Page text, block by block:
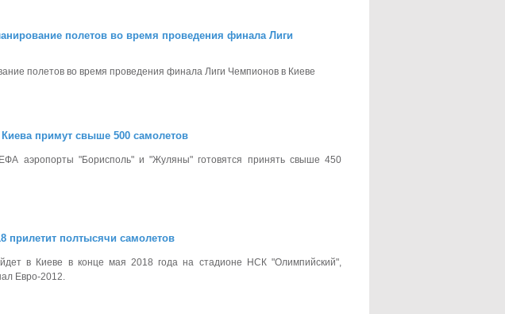
полетов во время проведения финала Лиги
полетов во время проведения финала Лиги Чемпионов в Киеве
примут свыше 500 самолетов
аэропорты "Борисполь" и "Жуляны" готовятся принять свыше 450
прилетит полтысячи самолетов
в Киеве в конце мая 2018 года на стадионе НСК "Олимпийский",
Евро-2012.